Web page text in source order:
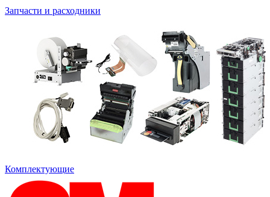
Запчасти и расходники
Комплектующие